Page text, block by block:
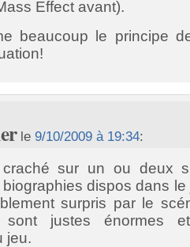
Effect avant).
beaucoup le principe
le 9/10/2009 à 19:34:
craché sur un ou deux
dispos dans le
surpris par le
sont justes énormes
jeu.